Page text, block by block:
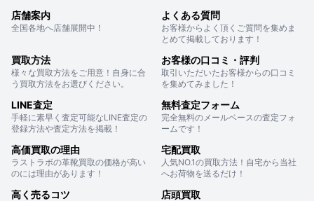
店舗案内
全国各地へ店舗展開中！
よくある質問
お客様からよく頂くご質問を集めま
とめて掲載しております！
買取方法
様々な買取方法をご用意！自身に合
う買取方法をお選びください。
お客様の口コミ・評判
取引いただいたお客様からの口コミ
を集めてみました！
LINE査定
手軽に素早く査定可能なLINE査定の
登録方法や査定方法を掲載！
無料査定フォーム
完全無料のメールベースの査定フォ
ームです！
高価買取の理由
ラストラボの革靴買取の価格が高い
のには理由があります！
宅配買取
人気NO.1の買取方法！自宅から当社
へお荷物を送るだけ！
高く売るコツ 店頭買取